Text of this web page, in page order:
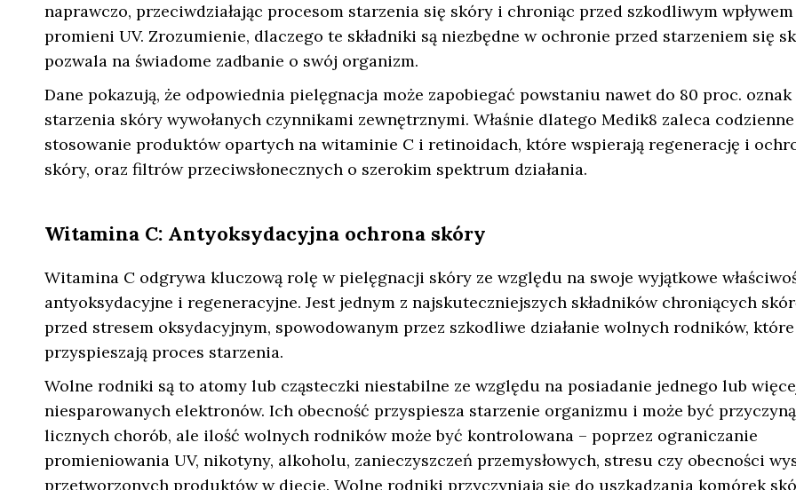
naprawczo, przeciwdziałając procesom starzenia się skóry i chroniąc przed szkodliwym wpływem
promieni UV. Zrozumienie, dlaczego te składniki są niezbędne w ochronie przed starzeniem się
pozwala na świadome zadbanie o swój organizm.
Dane pokazują, że odpowiednia pielęgnacja może zapobiegać powstaniu nawet do 80 proc. oznak
starzenia skóry wywołanych czynnikami zewnętrznymi. Właśnie dlatego Medik8 zaleca codzienne
stosowanie produktów opartych na witaminie C i retinoidach, które wspierają regenerację i
skóry, oraz filtrów przeciwsłonecznych o szerokim spektrum działania.
Witamina C: Antyoksydacyjna ochrona skóry
Witamina C odgrywa kluczową rolę w pielęgnacji skóry ze względu na swoje wyjątkowe
antyoksydacyjne i regeneracyjne. Jest jednym z najskuteczniejszych składników chroniących
przed stresem oksydacyjnym, spowodowanym przez szkodliwe działanie wolnych rodników, które
przyspieszają proces starzenia.
Wolne rodniki są to atomy lub cząsteczki niestabilne ze względu na posiadanie jednego lub
niesparowanych elektronów. Ich obecność przyspiesza starzenie organizmu i może być przyczyną
licznych chorób, ale ilość wolnych rodników może być kontrolowana – poprzez ograniczanie
promieniowania UV, nikotyny, alkoholu, zanieczyszczeń przemysłowych, stresu czy obecności
przetworzonych produktów w diecie. Wolne rodniki przyczyniają się do uszkadzania komórek